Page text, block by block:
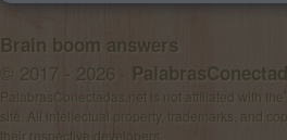
Brain boom answers
© 2017 - 2026 ·
PalabrasConectadas.net is not affiliated with
site. All intellectual property, trademarks, and